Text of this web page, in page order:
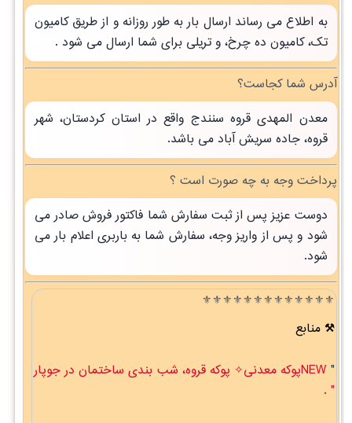
به اطلاع می رساند ارسال بار به طور روزانه و از طریق کامیون
تک، کامیون ده چرخ، و تریلی برای شما ارسال می شود .
آدرس شما کجاست؟
معدن المهدی قروه سنندج واقع در استان کردستان، شهر
قروه، جاده سریش آباد می باشد.
پرداخت وجه به چه صورت است ؟
دوست عزیز پس از ثبت سفارش شما فاکتور فروش صادر می
شود و پس از واریز وجه، سفارش شما به باربری اعلام بار می
شود.
⚜️⚜️⚜️⚜️⚜️⚜️⚜️⚜️⚜️⚜️⚜️⚜️⚜️
منابع
"
NEWپوکه معدنی✧ پوکه قروه، شب بندی ساختمان در جوپار
" .